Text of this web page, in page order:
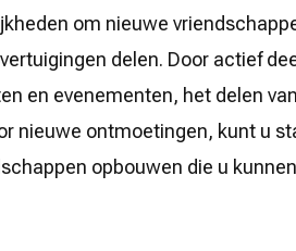
om nieuwe
delen. Door actief
en evenementen, het delen
nieuwe ontmoetingen, kunt u
opbouwen die u